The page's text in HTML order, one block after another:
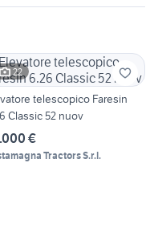
22
telescopico Faresin
Classic 52 nuov
€
Tractors S.r.l.